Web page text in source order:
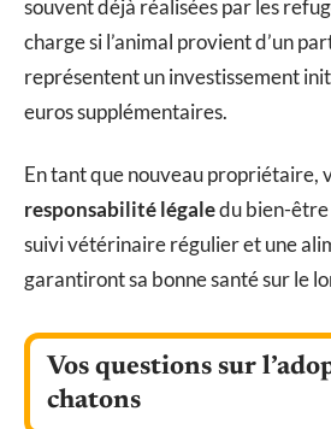
souvent déjà réalisées par les
charge si l’animal provient d’un
représentent un investissement
euros supplémentaires.
En tant que nouveau propriétaire,
responsabilité légaledu bien-
suivi vétérinaire régulier et une
garantiront sa bonne santé sur le
Vos questions sur
chatons